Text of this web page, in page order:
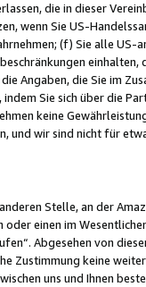
die in dieser
wenn Sie US-
(f) Sie alle
Angaben, die Sie im
Sie sich über die
keine
und wir sind nicht für
Stelle, an der
einen im
Abgesehen von
Zustimmung keine
uns und Ihnen